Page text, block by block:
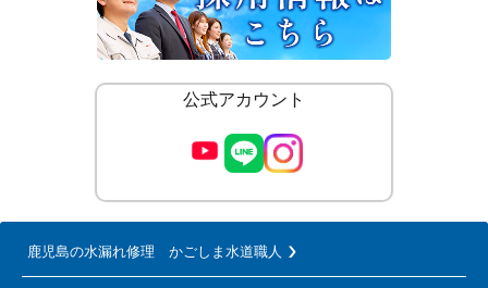
公式アカウント
鹿児島の水漏れ修理 かごしま水道職人